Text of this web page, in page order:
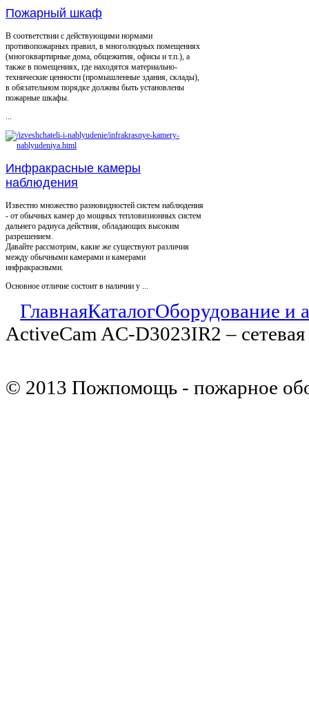
Пожарный шкаф
В соответствии с действующими нормами
противопожарных правил, в многолюдных помещениях
(многоквартирные дома, общежития, офисы и т.п.), а
также в помещениях, где находятся материально-
технические ценности (промышленные здания, склады),
в обязательном порядке должны быть установлены
пожарные шкафы.
Инфракрасные камеры
наблюдения
Известно множество разновидностей систем наблюдения
- от обычных камер до мощных тепловизионных систем
дальнего радиуса действия, обладающих высоким
разрешением.
Давайте рассмотрим, какие же существуют различия
между обычными камерами и камерами
инфракрасными.
Основное отличие состоит в наличии у ...
ГлавнаяКаталогОборудование и
ActiveCam AC-D3023IR2 –
© 2013 Пожпомощь - пожарное